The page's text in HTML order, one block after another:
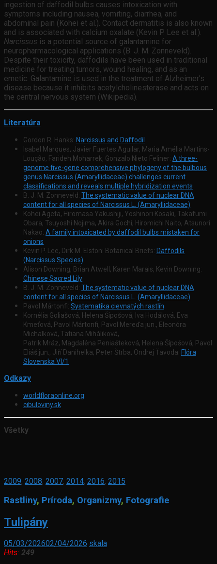
ingestion of daffodil bulbs causes intoxication with
symptoms including nausea, vomiting, diarrhea, and
abdominal pain (Kohei et al.). Contact dermatitis is also known
and is associated with calcium oxalate (Kevin P. Lee et al.).
Narcissus is a potential source of galantamine for
neuropharmacological applications (B. J. M. Zonneveld).
Despite their toxicity, daffodils have been used in traditional
medicine for treating tumors, wound healing, and as an
emetic. Galantamine is used in the treatment of Alzheimer’s
disease because it inhibits acetylcholinesterase and acts on
the central nervous system (Wikipedia).
Literatúra
Gordon R. Hanks: Narcissus and Daffodil
Isabel Marques, Javier Fuertes Aguilar, Maria Amélia Martins-
Loução, Farideh Moharrek, Gonzalo Nieto Feliner: A three-
genome five-gene comprehensive phylogeny of the bulbous
genus Narcissus (Amaryllidaceae) challenges current
classifications and reveals multiple hybridization events
B. J. M. Zonneveld: The systematic value of nuclear DNA
content for all species of Narcissus L. (Amaryllidaceae)
Kohei Ageta, Hiromasa Yakushiji, Yoshinori Kosaki, Takafumi
Obara, Tsuyoshi Nojima, Akira Gochi, Hiromichi Naito, Atsunori
Nakao: A family intoxicated by daffodil bulbs mistaken for
onions
Kevin P. Lee, Dirk M. Elston: Botanical Briefs: Daffodils
(Narcissus Species)
Alison Downing, Brian Atwell, Karen Marais, Kevin Downing:
Chinese Sacred Lily
B. J. M. Zonneveld: The systematic value of nuclear DNA
content for all species of Narcissus L. (Amaryllidaceae)
Pavol Mártonfi: Systematika cievnatých rastlín
Kornélia Goliašová, Helena Šípošová, Iva Hodálová, Eva
Kmeťová, Pavol Mártonfi, Pavol Mereďa jun., Eleonóra
Michalková, Tatiana Miháliková,
Patrik Mráz, Magdaléna Peniašteková, Helena Šípošová, Pavol
Eliáš jun., Jiří Danihelka, Peter Štrba, Ondrej Ťavoda: Flóra
Slovenska VI/1
Odkazy
worldfloraonline.org
cibuloviny.sk
Všetky
2009, 2008, 2007, 2014, 2016, 2015
Rastliny, Príroda, Organizmy, Fotografie
Tulipány
05/03/202602/04/2026 skala
Hits: 249